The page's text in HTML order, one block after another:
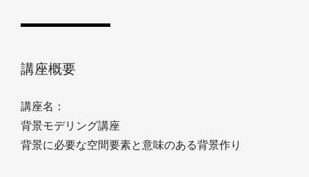
講座概要
講座名：
背景モデリング講座
背景に必要な空間要素と意味のある背景作り